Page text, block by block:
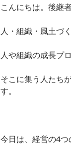
こんにちは。後継
人・組織・風土づ
人や組織の成長プ
そこに集う人たち
す。
今日は、経営の4つ